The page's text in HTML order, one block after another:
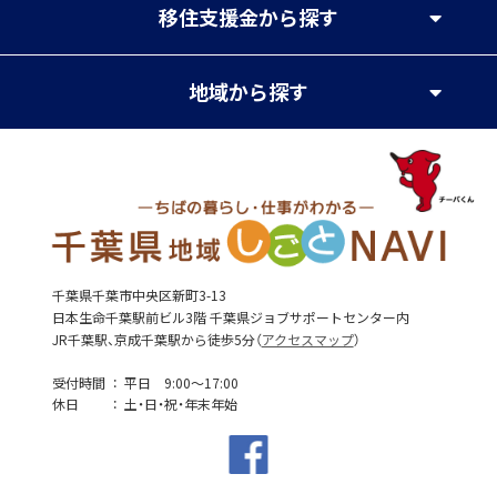
移住支援金から探す
地域から探す
千葉県千葉市中央区新町3-13
日本生命千葉駅前ビル3階 千葉県ジョブサポートセンター内
JR千葉駅、京成千葉駅から徒歩5分（アクセスマップ）
受付時間
平日 9:00～17:00
休日
土・日・祝・年末年始